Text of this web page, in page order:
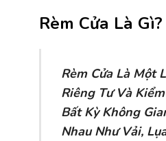
Rèm Cửa Là Gì?
Rèm Cửa Là Một
Riêng Tư Và
Bất Kỳ Không
Nhau Như Vải,